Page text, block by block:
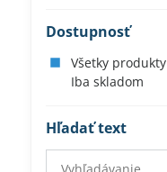
Dostupnosť
Všetky produkty
Iba skladom
Hľadať text
Prehľadať